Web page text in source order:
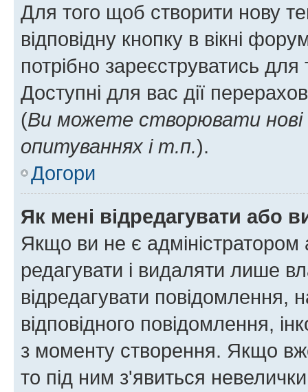
Для того щоб створити нову
відповідну кнопку в вікні
потрібно зареєструватись
Доступні для вас дії
(Ви можете створювати
опитуваннях і т.п.).
Догори
Як мені відредагувати або
Якщо ви не є
редагувати і видаляти лише
відредагувати повідомлення,
відповідного повідомлення,
з моменту створення. Якщо
то під ним з'явиться